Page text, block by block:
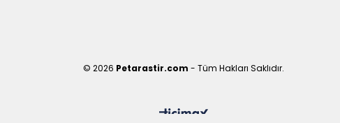
© 2026 Petarastir.com - Tüm Hakları Saklıdır.